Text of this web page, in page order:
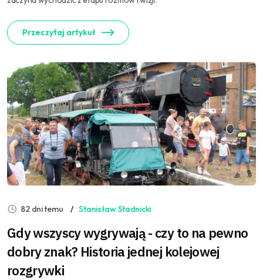
Przeczytaj artykuł
82 dni temu Stanisław Stadnicki
Gdy wszyscy wygrywają - czy to na pewno
dobry znak? Historia jednej kolejowej
rozgrywki